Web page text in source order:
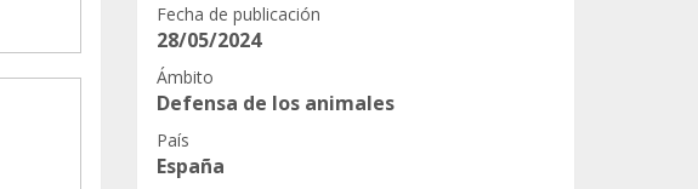
Fecha de publicación
28/05/2024
Ámbito
Defensa de los animales
País
España